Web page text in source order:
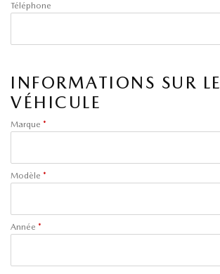
Téléphone
INFORMATIONS SUR LE
VÉHICULE
Marque *
Modèle *
Année *